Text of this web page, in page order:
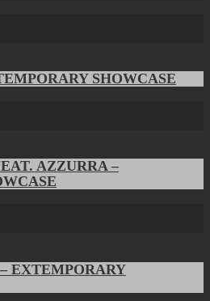
SHOWCASE
AZZURRA –
EXTEMPORARY